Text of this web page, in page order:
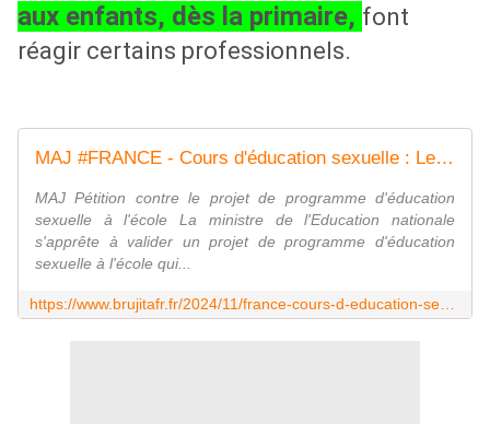
aux enfants, dès la primaire, font
réagir certains professionnels.
MAJ #FRANCE - Cours d'éducation sexuelle : Le nouveau programme d'éducation sexuelle fait déjà bondir les syndicats et parents + #Pétition contre le projet de programme d'éducation sexuelle à l'école - MOINS de BIENS PLUS de LIENS
MAJ Pétition contre le projet de programme d'éducation
sexuelle à l'école La ministre de l'Education nationale
s'apprête à valider un projet de programme d'éducation
sexuelle à l'école qui...